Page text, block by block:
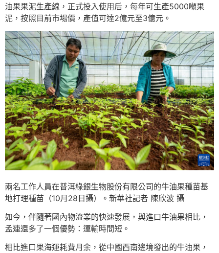
油果果泥生產線，正式投入使用后，每年可生產5000噸果
泥，按照目前市場價，產值可達2億元至3億元。
兩名工作人員在普洱綠銀生物股份有限公司的牛油果種苗基
地打理種苗（10月28日攝）。新華社記者 陳欣波 攝
如今，伴隨著國內物流業的快速發展，與進口牛油果相比，
孟連還多了一個優勢：運輸時間短。
相比進口果海運耗費月余，從中國西南邊境發出的牛油果，